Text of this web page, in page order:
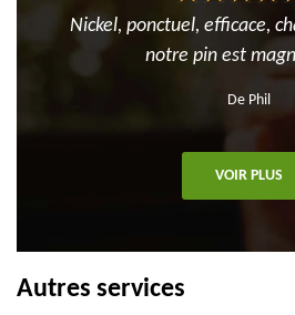
Nickel, ponctuel, efficace,
notre pin est
De Phil
VOIR PLUS
Autres services